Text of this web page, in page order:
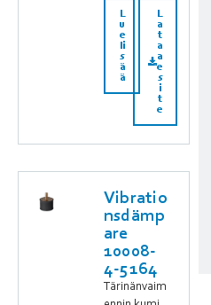
L
u
e
li
s
ä
ä
L
a
t
a
a
e
s
i
t
e
Vibratio
nsdämp
are
10008-
4-5164
Tärinänvaim